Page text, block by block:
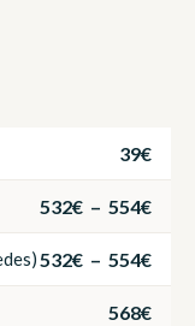
39€
532€ – 554€
532€ – 554€
568€